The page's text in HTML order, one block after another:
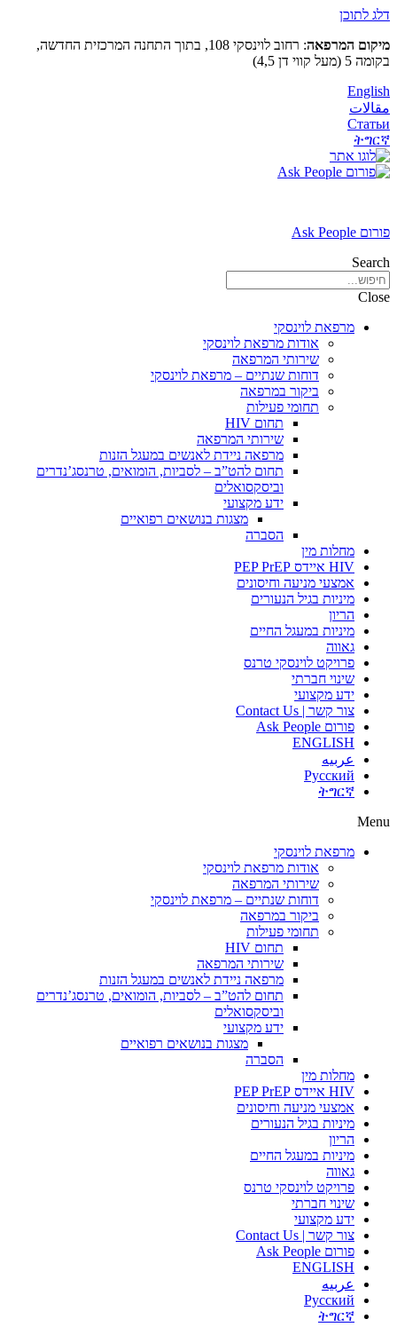
דלג לתוכן
מיקום המרפאה
: רחוב לוינסקי 108, בתוך התחנה המרכזית החדשה,
בקומה 5 (מעל קווי דן 4,5)
English
مقالات
Статьи
ትግርኛ
פורום Ask People
Search
Close
מרפאת לוינסקי
אודות מרפאת לוינסקי
שירותי המרפאה
דוחות שנתיים – מרפאת לוינסקי
ביקור במרפאה
תחומי פעילות
תחום HIV
שירותי המרפאה
מרפאה ניידת לאנשים במעגל הזנות
תחום להט”ב – לסביות, הומואים, טרנסג’נדרים
וביסקסואלים
ידע מקצועי
מצגות בנושאים רפואיים
הסברה
מחלות מין
HIV איידס PEP PrEP
אמצעי מניעה וחיסונים
מיניות בגיל הנעורים
הריון
מיניות במעגל החיים
גאווה
פרויקט לוינסקי טרנס
שינוי חברתי
ידע מקצועי
צור קשר | Contact Us
פורום Ask People
ENGLISH
عربيه
Русский
ትግርኛ
Menu
מרפאת לוינסקי
אודות מרפאת לוינסקי
שירותי המרפאה
דוחות שנתיים – מרפאת לוינסקי
ביקור במרפאה
תחומי פעילות
תחום HIV
שירותי המרפאה
מרפאה ניידת לאנשים במעגל הזנות
תחום להט”ב – לסביות, הומואים, טרנסג’נדרים
וביסקסואלים
ידע מקצועי
מצגות בנושאים רפואיים
הסברה
מחלות מין
HIV איידס PEP PrEP
אמצעי מניעה וחיסונים
מיניות בגיל הנעורים
הריון
מיניות במעגל החיים
גאווה
פרויקט לוינסקי טרנס
שינוי חברתי
ידע מקצועי
צור קשר | Contact Us
פורום Ask People
ENGLISH
عربيه
Русский
ትግርኛ